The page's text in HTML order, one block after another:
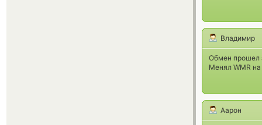
Владимир
Обмен прошел
Менял WMR
Аарон